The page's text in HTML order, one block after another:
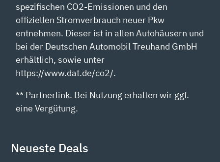
spezifischen CO2-Emissionen und den
offiziellen Stromverbrauch neuer Pkw
entnehmen. Dieser ist in allen Autohäusern und
bei der Deutschen Automobil Treuhand GmbH
erhältlich, sowie unter
https://www.dat.de/co2/.
** Partnerlink. Bei Nutzung erhalten wir ggf.
eine Vergütung.
Neueste Deals